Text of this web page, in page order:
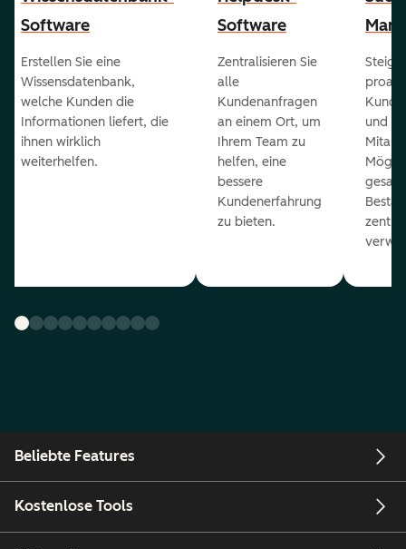
Software
Erstellen Sie eine
Wissensdatenbank,
welche Kunden die
Informationen liefert, die
ihnen wirklich
weiterhelfen.
Software
Zentralisieren Sie
alle
Kundenanfragen
an einem Ort, um
Ihrem Team zu
helfen, eine
bessere
Kundenerfahrung
zu bieten.
und
Beliebte Features
Kostenlose Tools